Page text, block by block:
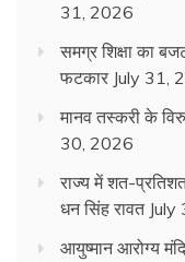
31, 2026
समग्र शिक्षा का
फटकार July 31,
मानव तस्करी के
30, 2026
राज्य में शत-
धन सिंह रावत
आयुष्मान आरोग्य